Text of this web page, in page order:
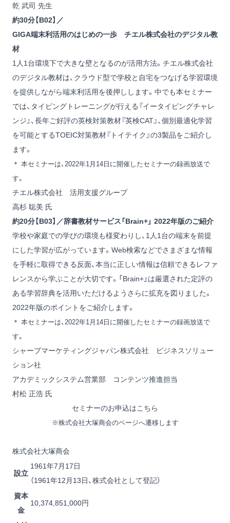
乾 武司 先生
約30分【B02】／
GIGA端末利活用のはじめの一歩 チエル株式会社のデジタル教
材
1人1台環境下で大きな壁となるのが活用方法。チエル株式会社
のデジタル教材は、クラウド型で学校と自宅をつなげる学習環境
を提供しながら端末利活用を後押しします。中でも本セミナー
では、タイピングトレーニングが行える『イータイピングチャレ
ンジ』、長年ご好評の英検対策教材『英検CAT』、個別最適化学習
を可能とするTOEIC対策教材『トイテイク』の3製品をご紹介し
ます。
＊ 本セミナーは、2022年1月14日に開催したセミナーの録画放送で
す。
チエル株式会社 活用支援グループ
高杉 聡美 氏
約20分【B03】／辞書教材サービス「Brain+」 2022年版のご紹介
学校や家庭での学びの環境も様変わりし、1人1台の端末を前提
にした学習が広がっています。Web検索などでさまざまな情報
を手軽に取得できる反面、本当に正しい情報は信頼できるレファ
レンスから学ぶことが大切です。「Brain+」は厳選された定評の
ある学習辞典を活用いただけるようさらに拡充を図りました。
2022年版のポイントをご紹介します。
＊ 本セミナーは、2022年1月14日に開催したセミナーの録画放送で
す。
シャープマーケティングジャパン株式会社 ビジネスソリュー
ション社
アカデミックシステム営業部 コンテンツ推進担当
村松 正浩 氏
セミナーのお申込はこちら
※株式会社大塚商会のページへ遷移します
株式会社大塚商会
設立
1961年7月17日
（1961年12月13日、株式会社として登記）
資本
金
10,374,851,000円